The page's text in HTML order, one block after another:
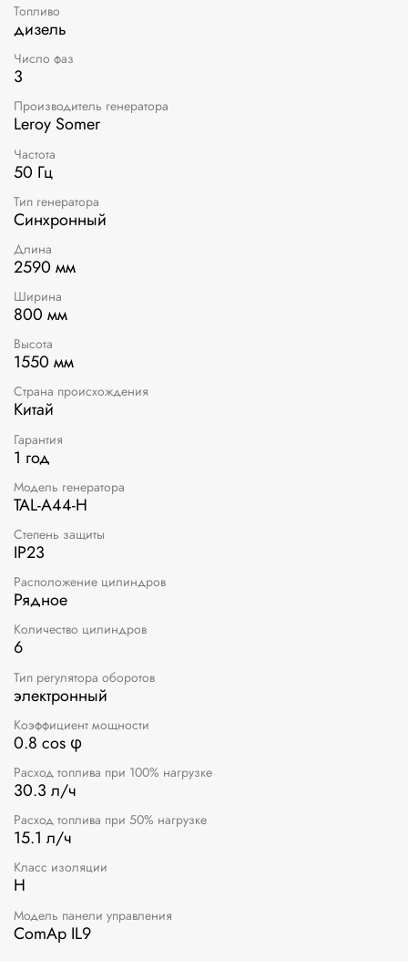
Топливо
дизель
Число фаз
3
Производитель генератора
Leroy Somer
Частота
50 Гц
Тип генератора
Синхронный
Длина
2590 мм
Ширина
800 мм
Высота
1550 мм
Страна происхождения
Китай
Гарантия
1 год
Модель генератора
TAL-A44-H
Степень защиты
IP23
Расположение цилиндров
Рядное
Количество цилиндров
6
Тип регулятора оборотов
электронный
Коэффициент мощности
0.8 cos φ
Расход топлива при 100% нагрузке
30.3 л/ч
Расход топлива при 50% нагрузке
15.1 л/ч
Класс изоляции
Н
Модель панели управления
ComAp IL9